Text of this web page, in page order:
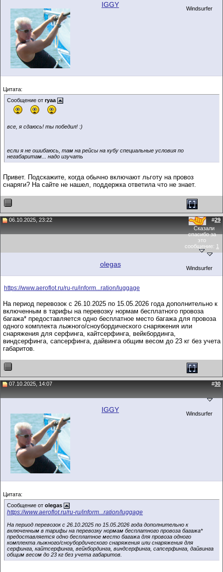
IGGY Windsurfer
Цитата:
Сообщение от ryaa
все, я сдаюсь! ты победил! :)
если я не ошибаюсь, там на рейсы на кубу специальные условия по
негабаритам... надо изучать
Привет. Подскажите, когда обычно включают льготу на провоз
снаряги? На сайте не нашел, поддержка ответила что не знает.
06.10.2025, 23:22 #29
Сказали
спасибо за
это
сообщение: 1
olegas Windsurfer
https://www.aeroflot.ru/ru-ru/inform...ration/luggage
На период перевозок с 26.10.2025 по 15.05.2026 года дополнительно к
включенным в тарифы на перевозку нормам бесплатного провоза
багажа* предоставляется одно бесплатное место багажа для провоза
одного комплекта лыжного/сноубордического снаряжения или
снаряжения для серфинга, кайтсерфинга, вейкбординга,
виндсерфинга, сапсерфинга, дайвинга общим весом до 23 кг без учета
габаритов.
07.10.2025, 14:07 #30
IGGY Windsurfer
Цитата:
Сообщение от olegas
https://www.aeroflot.ru/ru-ru/inform...ration/luggage
На период перевозок с 26.10.2025 по 15.05.2026 года дополнительно к
включенным в тарифы на перевозку нормам бесплатного провоза багажа*
предоставляется одно бесплатное место багажа для провоза одного
комплекта лыжного/сноубордического снаряжения или снаряжения для
серфинга, кайтсерфинга, вейкбординга, виндсерфинга, сапсерфинга, дайвинга
общим весом до 23 кг без учета габаритов.